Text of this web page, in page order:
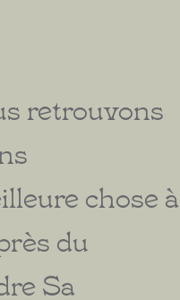
retrouvons
chose à
du
Sa